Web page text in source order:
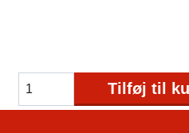
Tilføj til